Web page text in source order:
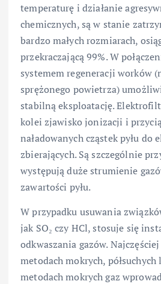
temperaturę i działanie
chemicznych, są w stanie
bardzo małych rozmiarach,
przekraczającą 99%. W
systemem regeneracji worków
sprężonego powietrza)
stabilną eksploatację.
kolei zjawisko jonizacji i
naładowanych cząstek pyłu do
zbierających. Są szczególnie
występują duże strumienie
zawartości pyłu.
W przypadku usuwania
jak SO₂ czy HCl, stosuje się
odkwaszania gazów.
metodach mokrych, półsuchych
metodach mokrych gaz